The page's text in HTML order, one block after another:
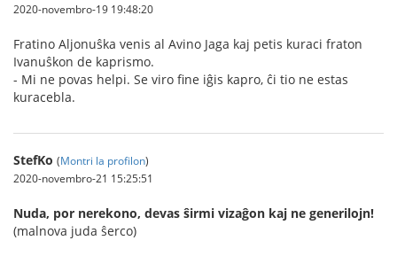
2020-novembro-19 19:48:20
Fratino Aljonuŝka venis al Avino Jaga kaj petis kuraci fraton
Ivanuŝkon de kaprismo.
- Mi ne povas helpi. Se viro fine iĝis kapro, ĉi tio ne estas
kuracebla.
StefKo (Montri la profilon)
2020-novembro-21 15:25:51
Nuda, por nerekono, devas ŝirmi vizaĝon kaj ne generilojn!
(malnova juda ŝerco)